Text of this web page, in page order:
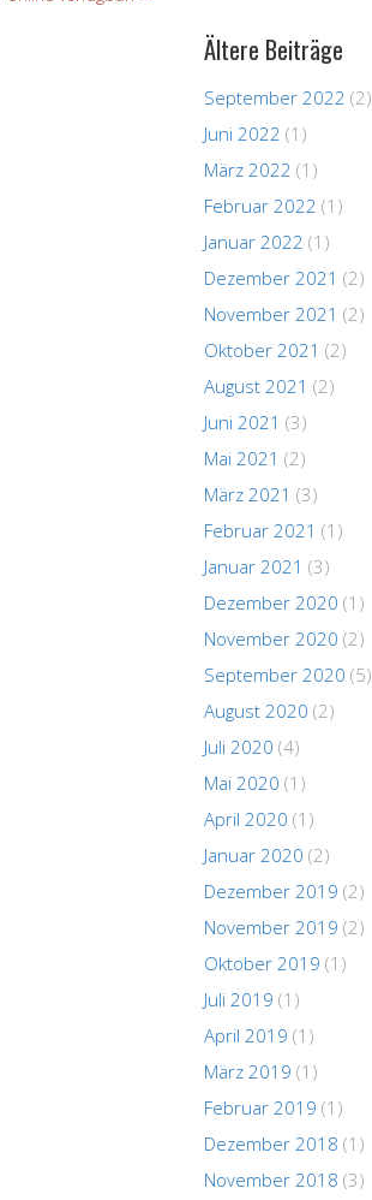
Ältere Beiträge
September 2022 (2)
Juni 2022 (1)
März 2022 (1)
Februar 2022 (1)
Januar 2022 (1)
Dezember 2021 (2)
November 2021 (2)
Oktober 2021 (2)
August 2021 (2)
Juni 2021 (3)
Mai 2021 (2)
März 2021 (3)
Februar 2021 (1)
Januar 2021 (3)
Dezember 2020 (1)
November 2020 (2)
September 2020 (5)
August 2020 (2)
Juli 2020 (4)
Mai 2020 (1)
April 2020 (1)
Januar 2020 (2)
Dezember 2019 (2)
November 2019 (2)
Oktober 2019 (1)
Juli 2019 (1)
April 2019 (1)
März 2019 (1)
Februar 2019 (1)
Dezember 2018 (1)
November 2018 (3)